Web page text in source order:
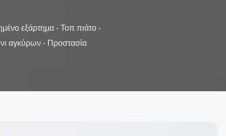
εξάρτημα - Τοπ πιάτο -
αγκύρων - Προστασία